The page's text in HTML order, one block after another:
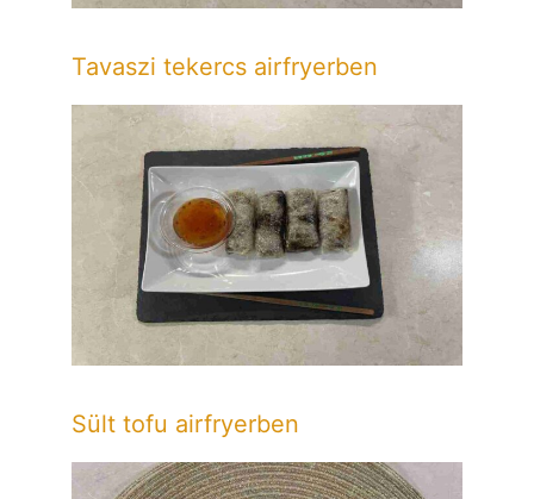
Tavaszi tekercs airfryerben
Sült tofu airfryerben